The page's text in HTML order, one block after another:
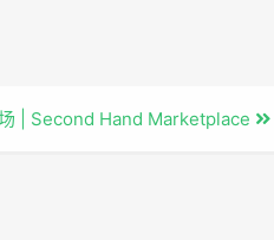
| Second Hand Marketplace